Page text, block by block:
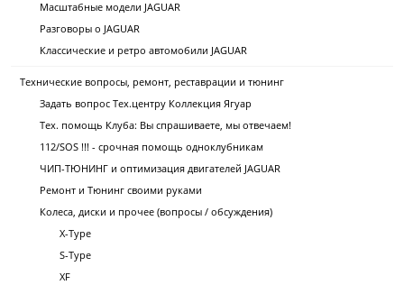
Масштабные модели JAGUAR
Разговоры о JAGUAR
Классические и ретро автомобили JAGUAR
Технические вопросы, ремонт, реставрации и тюнинг
Задать вопрос Тех.центру Коллекция Ягуар
Тех. помощь Клуба: Вы спрашиваете, мы отвечаем!
112/SOS !!! - срочная помощь одноклубникам
ЧИП-ТЮНИНГ и оптимизация двигателей JAGUAR
Ремонт и Тюнинг своими руками
Колеса, диски и прочее (вопросы / обсуждения)
X-Type
S-Type
XF